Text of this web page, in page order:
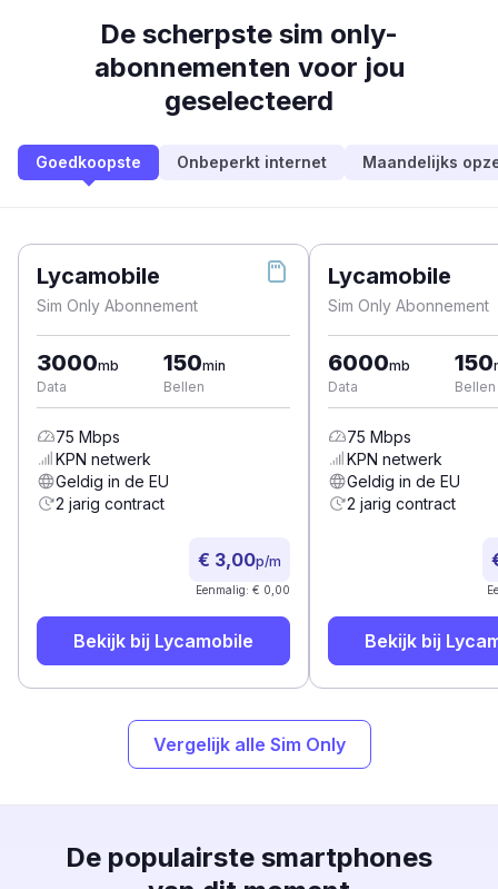
De scherpste sim only-
abonnementen voor jou
geselecteerd
Goedkoopste Onbeperkt internet Maandelijks
Lycamobile
Sim Only Abonnement
3000mb
Data
150min
Bellen
75 Mbps
KPN netwerk
Geldig in de EU
2 jarig contract
€ 3,00p/m
Eenmalig: € 0,00
Bekijk bij Lycamobile
Lycamobile
Sim Only Abonnement
6000mb
Data
150
Bellen
75 Mbps
KPN netwerk
Geldig in de EU
2 jarig contract
Bekijk bij
Vergelijk alle Sim Only
De populairste smartphones